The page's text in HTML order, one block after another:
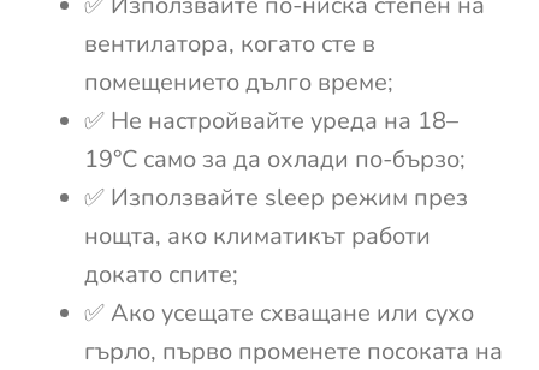
вентилатора, когато сте в
помещението дълго време;
✅ Не настройвайте уреда на 18–
19°C само за да охлади по-бързо;
✅ Използвайте sleep режим през
нощта, ако климатикът работи
докато спите;
✅ Ако усещате схващане или сухо
гърло, първо променете посоката на